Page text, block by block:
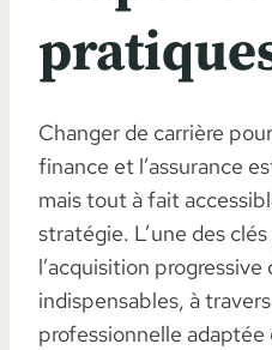
Changer de carrière
finance et l’assurance
mais tout à fait
stratégie. L’une des
l’acquisition
indispensables, à
professionnelle adaptée